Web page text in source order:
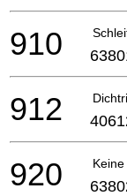
910
912
920